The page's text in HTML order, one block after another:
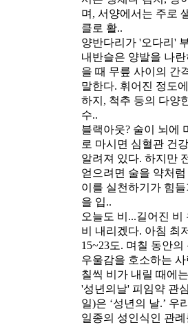
며, 서양에서는 주로
클로 활..
양반다리가 '오다리'
내반슬은 양발을 나
을 때 무릎 사이의 간
말한다. 휘어진 정도
하지, 척추 등의 다양
수..
블랙아웃? 술이 뇌에
로 마시면 심혈관 건
알려져 있다. 하지만
얻으려면 술을 약처
이를 실천하기가 힘
을 입..
오늘도 비...길어진 비
비 내리겠다. 아침 최
15~23도. 며칠 동안
우울감을 호소하는
칠씩 비가 내릴 때에
'성년의날' 피임약 관
일)은 ‘성년의 날.’ 우
일종의 성인식인 관례